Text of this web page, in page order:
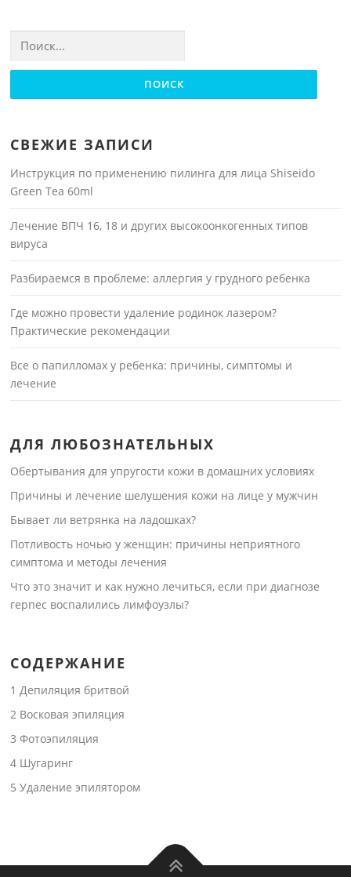
СВЕЖИЕ ЗАПИСИ
Инструкция по применению пилинга для лица Shiseido
Green Tea 60ml
Лечение ВПЧ 16, 18 и других высокоонкогенных типов
вируса
Разбираемся в проблеме: аллергия у грудного ребенка
Где можно провести удаление родинок лазером?
Практические рекомендации
Все о папилломах у ребенка: причины, симптомы и
лечение
ДЛЯ ЛЮБОЗНАТЕЛЬНЫХ
Обертывания для упругости кожи в домашних условиях
Причины и лечение шелушения кожи на лице у мужчин
Бывает ли ветрянка на ладошках?
Потливость ночью у женщин: причины неприятного
симптома и методы лечения
Что это значит и как нужно лечиться, если при диагнозе
герпес воспалились лимфоузлы?
СОДЕРЖАНИЕ
1 Депиляция бритвой
2 Восковая эпиляция
3 Фотоэпиляция
4 Шугаринг
5 Удаление эпилятором